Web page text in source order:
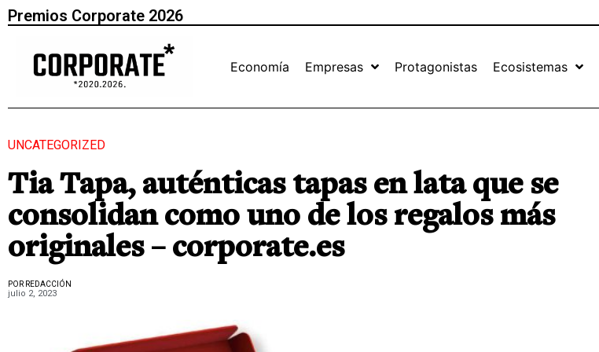
Premios Corporate 2026
Economía Empresas Protagonistas Ecosistemas
UNCATEGORIZED
Tia Tapa, auténticas tapas en lata que se
consolidan como uno de los regalos más
originales – corporate.es
POR REDACCIÓN
julio 2, 2023